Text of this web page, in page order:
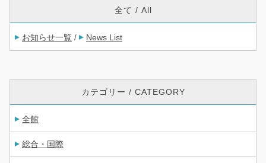
全て / All
お知らせ一覧 / News List
カテゴリー / CATEGORY
全館
総合・国際